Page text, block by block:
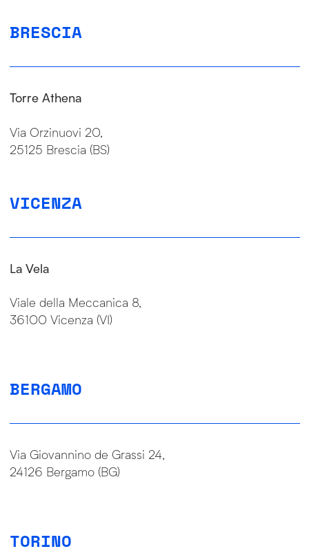
BRESCIA
Torre Athena
Via Orzinuovi 20,
25125 Brescia (BS)
VICENZA
La Vela
Viale della Meccanica 8,
36100 Vicenza (VI)
BERGAMO
Via Giovannino de Grassi 24,
24126 Bergamo (BG)
TORINO